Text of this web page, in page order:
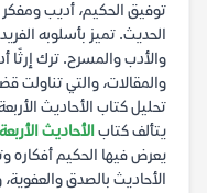
توفيق الحكيم، أديب ومفكر
الحديث. تميز بأسلوبه
والأدب والمسرح. ترك إرثًا
والمقالات، والتي تناولت
تحليل كتاب الأحاديث
يتألف كتابالأحاديث
يعرض فيها الحكيم أفكاره
الأحاديث بالصدق